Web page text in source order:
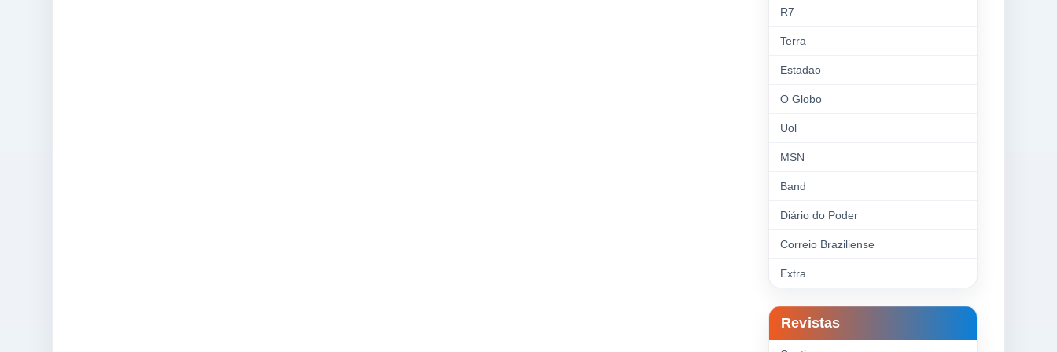
R7
Terra
Estadao
O Globo
Uol
MSN
Band
Diário do Poder
Correio Braziliense
Extra
Revistas